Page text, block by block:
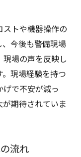
トや機器操作の
今後も警備現場
場の声を反映し
現場経験を持つ
で不安が減っ
期待されていま
流れ